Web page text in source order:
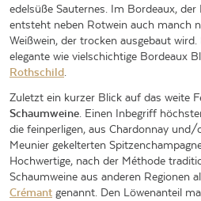
edelsüße Sauternes. Im Bordeaux, der
entsteht neben Rotwein auch manch
Weißwein, der trocken ausgebaut
elegante wie vielschichtige Bordeaux
Rothschild
Zuletzt ein kurzer Blick auf das weite
Schaumweine . Einen Inbegriff
die feinperligen, aus Chardonnay
Meunier gekelterten
Hochwertige, nach der Méthode
Schaumweine aus anderen Regionen
Crémant genannt. Den Löwenanteil